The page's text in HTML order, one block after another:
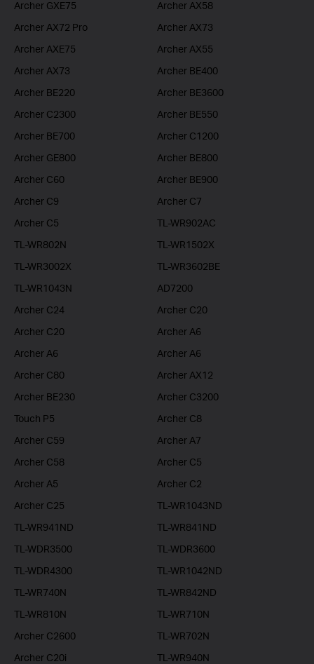
Archer GXE75
Archer AX58
Archer AX72 Pro
Archer AX73
Archer AXE75
Archer AX55
Archer AX73
Archer BE400
Archer BE220
Archer BE3600
Archer C2300
Archer BE550
Archer BE700
Archer C1200
Archer GE800
Archer BE800
Archer C60
Archer BE900
Archer C9
Archer C7
Archer C5
TL-WR902AC
TL-WR802N
TL-WR1502X
TL-WR3002X
TL-WR3602BE
TL-WR1043N
AD7200
Archer C24
Archer C20
Archer C20
Archer A6
Archer A6
Archer A6
Archer C80
Archer AX12
Archer BE230
Archer C3200
Touch P5
Archer C8
Archer C59
Archer A7
Archer C58
Archer C5
Archer A5
Archer C2
Archer C25
TL-WR1043ND
TL-WR941ND
TL-WR841ND
TL-WDR3500
TL-WDR3600
TL-WDR4300
TL-WR1042ND
TL-WR740N
TL-WR842ND
TL-WR810N
TL-WR710N
Archer C2600
TL-WR702N
Archer C20i
TL-WR940N